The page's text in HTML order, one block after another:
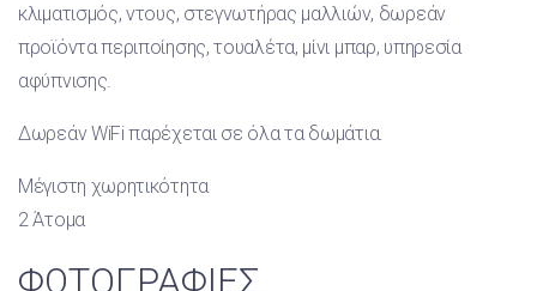
κλιματισμός, ντους, στεγνωτήρας μαλλιών, δωρεάν
προϊόντα περιποίησης, τουαλέτα, μίνι μπαρ, υπηρεσία
αφύπνισης.
Δωρεάν WiFi παρέχεται σε όλα τα δωμάτια.
Μέγιστη χωρητικότητα
2 Άτομα
ΦΩΤΟΓΡΑΦΙΕΣ